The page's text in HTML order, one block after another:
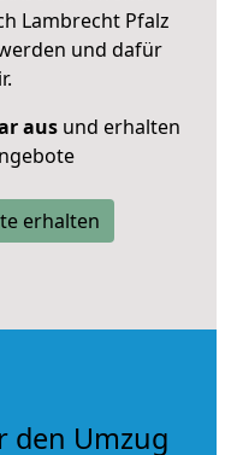
Lambrecht Pfalz
und dafür
ausund erhalten
erhalten
den Umzug